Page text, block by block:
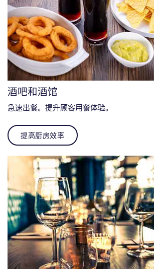
酒吧和酒馆
急速出餐。提升顾客用餐体验。
提高厨房效率